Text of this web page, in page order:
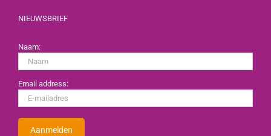
NIEUWSBRIEF
Naam:
Email address: